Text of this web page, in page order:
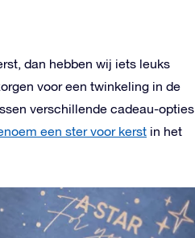
dan hebben wij iets leuks
voor een twinkeling in de
verschillende cadeau-opties
een ster voor kerst in het